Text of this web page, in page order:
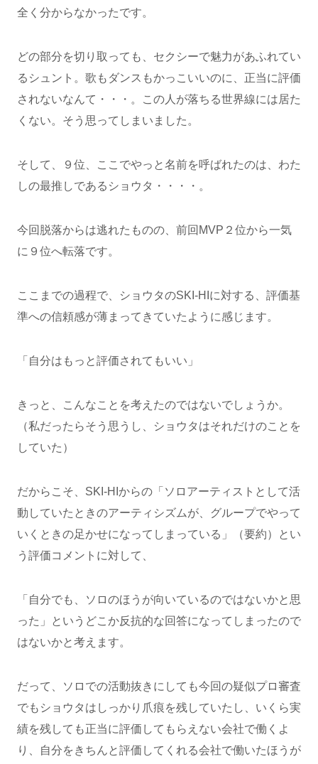
全く分からなかったです。
どの部分を切り取っても、セクシーで魅力があふれてい
るシュント。歌もダンスもかっこいいのに、正当に評価
されないなんて・・・。この人が落ちる世界線には居た
くない。そう思ってしまいました。
そして、９位、ここでやっと名前を呼ばれたのは、わた
しの最推しであるショウタ・・・・。
今回脱落からは逃れたものの、前回MVP２位から一気
に９位へ転落です。
ここまでの過程で、ショウタのSKI-HIに対する、評価基
準への信頼感が薄まってきていたように感じます。
「自分はもっと評価されてもいい」
きっと、こんなことを考えたのではないでしょうか。
（私だったらそう思うし、ショウタはそれだけのことを
していた）
だからこそ、SKI-HIからの「ソロアーティストとして活
動していたときのアーティシズムが、グループでやって
いくときの足かせになってしまっている」（要約）とい
う評価コメントに対して、
「自分でも、ソロのほうが向いているのではないかと思
った」というどこか反抗的な回答になってしまったので
はないかと考えます。
だって、ソロでの活動抜きにしても今回の疑似プロ審査
でもショウタはしっかり爪痕を残していたし、いくら実
績を残しても正当に評価してもらえない会社で働くよ
り、自分をきちんと評価してくれる会社で働いたほうが